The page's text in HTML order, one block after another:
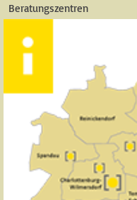
Beratungszentren